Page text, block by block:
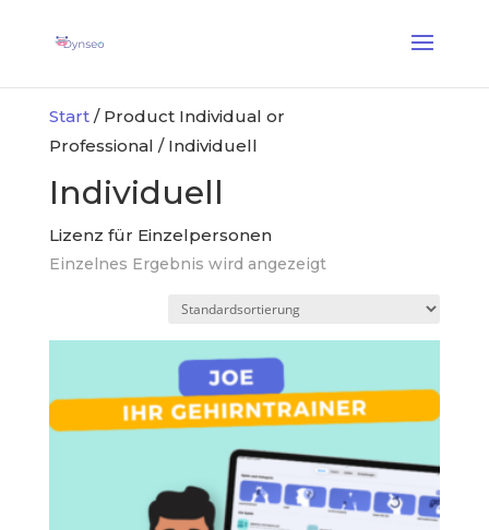
Start/ Product Individual or
Professional / Individuell
Individuell
Lizenz für Einzelpersonen
Einzelnes Ergebnis wird angezeigt